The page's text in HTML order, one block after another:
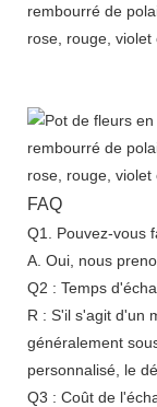
FAQ
Q1. Pouvez-vous
A. Oui, nous
Q2 : Temps
R : S'il s'agit d'un
généralement
personnalisé, le
Q3 : Coût de